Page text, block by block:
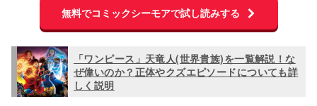
無料でコミックシーモアで試し読みする
「ワンピース」天竜人(世界貴族)を一覧解説！な
ぜ偉いのか？正体やクズエピソードについても詳
しく説明